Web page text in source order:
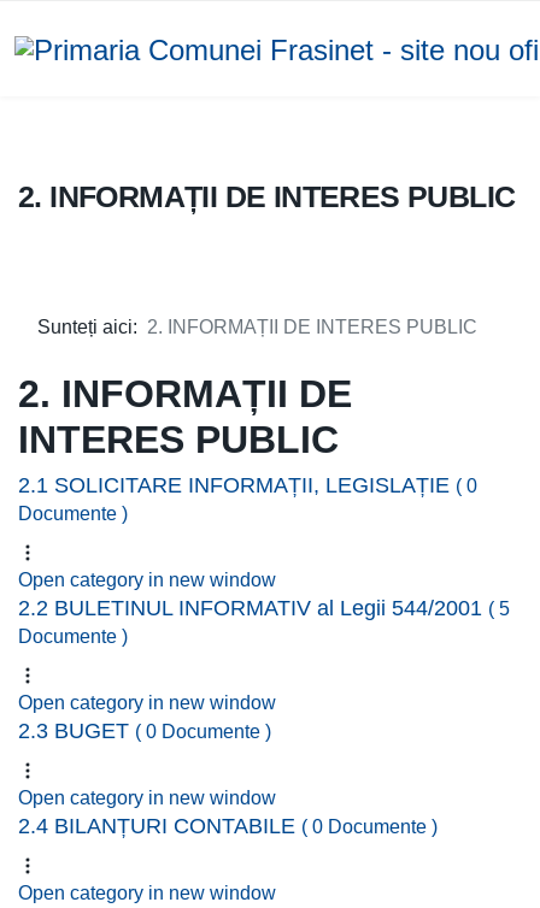
2. INFORMAȚII DE INTERES PUBLIC
Sunteți aici: 2. INFORMAȚII DE INTERES PUBLIC
2. INFORMAȚII DE
INTERES PUBLIC
2.1 SOLICITARE INFORMAȚII, LEGISLAȚIE ( 0
Documente )
Open category in new window
2.2 BULETINUL INFORMATIV al Legii 544/2001 ( 5
Documente )
Open category in new window
2.3 BUGET ( 0 Documente )
Open category in new window
2.4 BILANȚURI CONTABILE ( 0 Documente )
Open category in new window